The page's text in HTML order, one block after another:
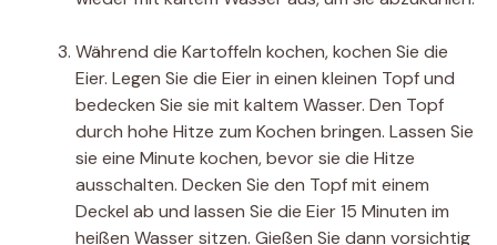
Während die Kartoffeln kochen, kochen Sie die
Eier. Legen Sie die Eier in einen kleinen Topf und
bedecken Sie sie mit kaltem Wasser. Den Topf
durch hohe Hitze zum Kochen bringen. Lassen Sie
sie eine Minute kochen, bevor sie die Hitze
ausschalten. Decken Sie den Topf mit einem
Deckel ab und lassen Sie die Eier 15 Minuten im
heißen Wasser sitzen. Gießen Sie dann vorsichtig